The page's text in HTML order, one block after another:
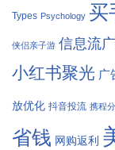
Types Psychology 买
侠侣亲子游 信息流
小红书聚光 广
放优化 抖音投流 携程
省钱 网购返利